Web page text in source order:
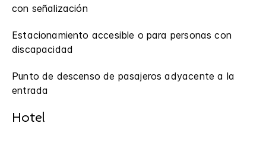
con señalización
Estacionamiento accesible o para personas con
discapacidad
Punto de descenso de pasajeros adyacente a la
entrada
Hotel